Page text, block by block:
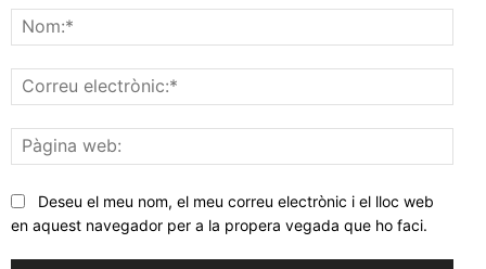
web:
Deseu el meu nom, el meu correu electrònic i el lloc web
en aquest navegador per a la propera vegada que ho faci.